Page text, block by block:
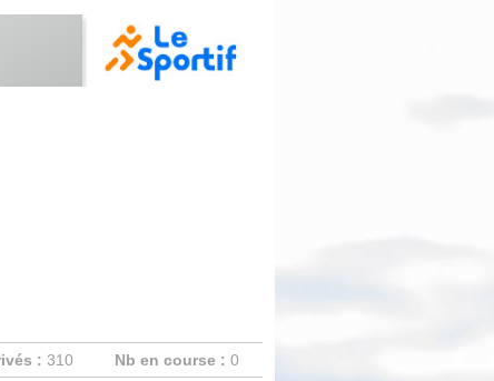
: 310 Nb en course : 0